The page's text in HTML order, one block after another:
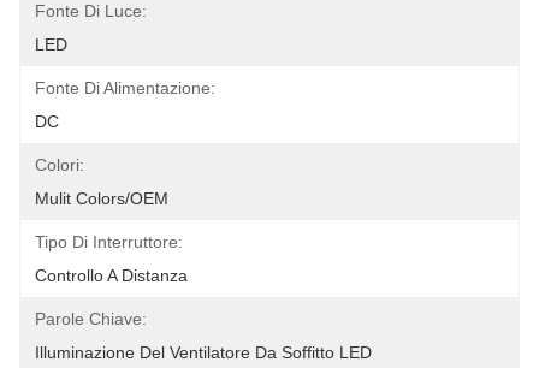
Fonte Di Luce:
LED
Fonte Di Alimentazione:
DC
Colori:
Mulit Colors/OEM
Tipo Di Interruttore:
Controllo A Distanza
Parole Chiave:
Illuminazione Del Ventilatore Da Soffitto LED